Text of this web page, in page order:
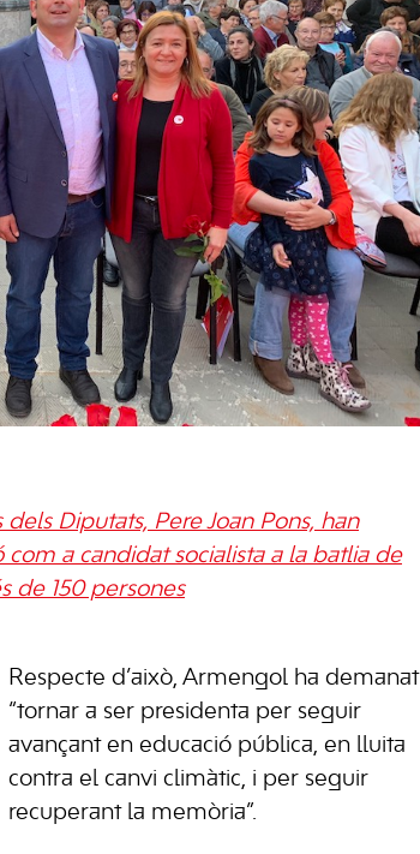
Diputats, Pere Joan Pons, han
a candidat socialista a la batlia de
de 150 persones
Respecte d’això, Armengol ha demanat
“tornar a ser presidenta per seguir
avançant en educació pública, en lluita
contra el canvi climàtic, i per seguir
recuperant la memòria”.